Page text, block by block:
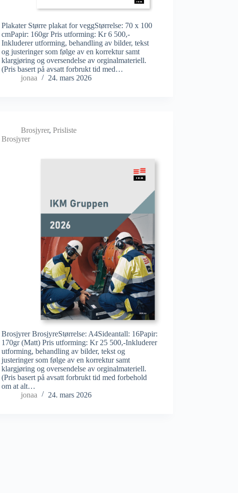
Plakater Større plakat for veggStørrelse: 70 x 100
cmPapir: 160gr Pris utforming: Kr 6 500,-
Inkluderer utforming, behandling av bilder, tekst
og justeringer som følge av en korrektur samt
klargjøring og oversendelse av orginalmateriell.
(Pris basert på avsatt forbrukt tid med…
jonaa
24. mars 2026
Brosjyrer,Prisliste
Brosjyrer
Brosjyrer BrosjyreStørrelse: A4Sideantall: 16Papir:
170gr (Matt) Pris utforming: Kr 25 500,-Inkluderer
utforming, behandling av bilder, tekst og
justeringer som følge av en korrektur samt
klargjøring og oversendelse av orginalmateriell.
(Pris basert på avsatt forbrukt tid med forbehold
om at alt…
jonaa
24. mars 2026